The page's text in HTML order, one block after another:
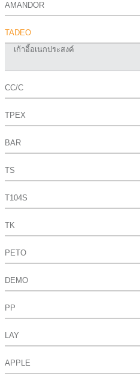
AMANDOR
TADEO
เก้าอี้อเนกประสงค์
CC/C
TPEX
BAR
TS
T104S
TK
PETO
DEMO
PP
LAY
APPLE